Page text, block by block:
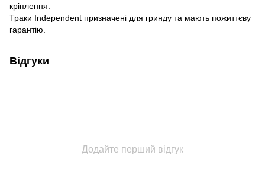
кріплення.
Траки Independent призначені для гринду та мають пожиттєву
гарантію.
Відгуки
Додайте перший відгук